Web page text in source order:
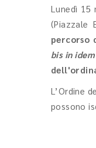
Lunedì 15
(Piazzale
percorso
bis in idem
L’Ordine
possono